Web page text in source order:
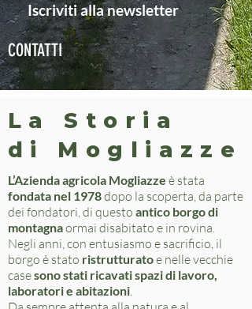
Iscriviti alla newsletter
CONTATTI
La Storia
di Mogliazze
L’Azienda agricola Mogliazze è stata
fondata nel 1978dopo la scoperta, da parte
dei fondatori, di questo antico borgo di
montagnaormai disabitato e in rovina.
Negli anni, con entusiasmo e sacrificio, il
borgo è stato ristrutturatoe nelle vecchie
casesono stati ricavati spazi di lavoro,
laboratori e abitazioni.